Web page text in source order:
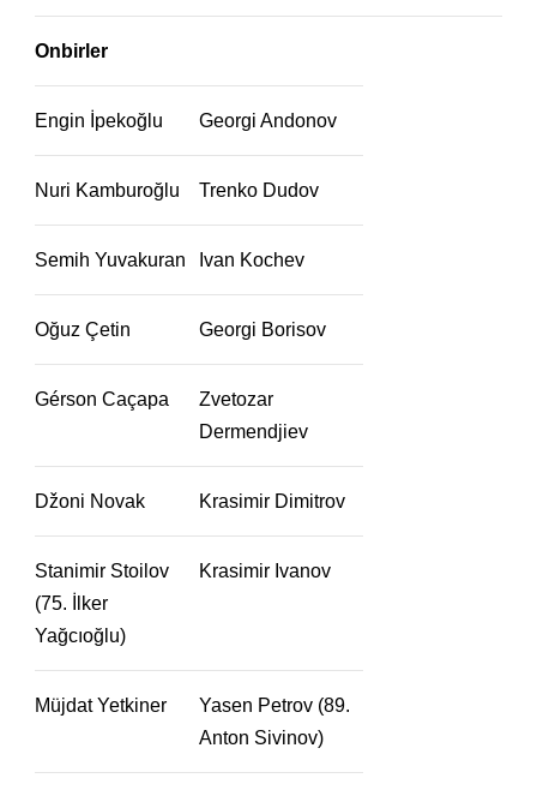
Onbirler
Engin İpekoğlu Georgi Andonov
Nuri Kamburoğlu Trenko Dudov
Semih Yuvakuran Ivan Kochev
Oğuz Çetin Georgi Borisov
Gérson Caçapa
Zvetozar
Dermendjiev
Džoni Novak Krasimir Dimitrov
Stanimir Stoilov
(75. İlker
Yağcıoğlu)
Krasimir Ivanov
Müjdat Yetkiner
Yasen Petrov (89.
Anton Sivinov)